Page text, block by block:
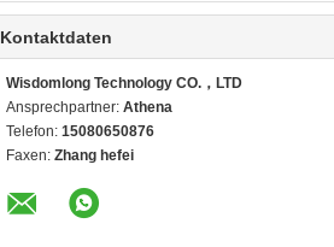
Kontaktdaten
Wisdomlong Technology CO.，LTD
Ansprechpartner: Athena
Telefon: 15080650876
Faxen: Zhang hefei